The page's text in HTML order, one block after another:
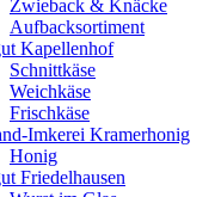
Zwieback & Knäcke
Aufbacksortiment
Kapellenhof
Schnittkäse
Weichkäse
Frischkäse
Imkerei Kramerhonig
Honig
Friedelhausen